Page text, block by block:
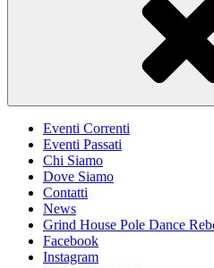
Eventi Correnti
Eventi Passati
Chi Siamo
Dove Siamo
Contatti
News
Grind House Pole Dance
Facebook
Instagram